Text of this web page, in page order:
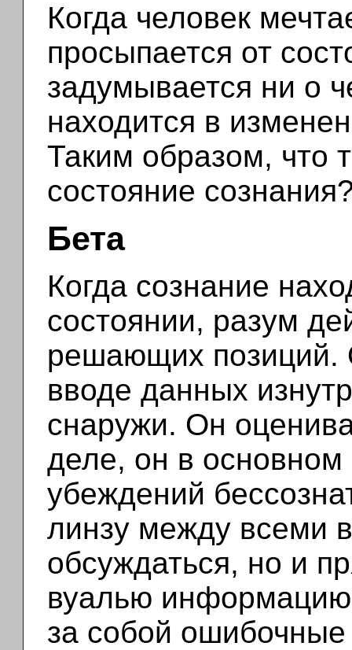
Когда человек
просыпается от
задумывается ни о
находится в
Таким образом, что
состояние
Бета
Когда сознание
состоянии, разум
решающих позиций.
вводе данных
снаружи. Он
деле, он в основном
убеждений
линзу между всеми
обсуждаться, но и
вуалью
за собой